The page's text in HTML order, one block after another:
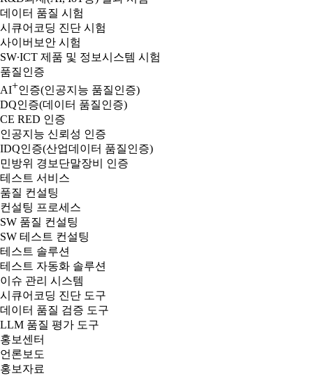
데이터 품질 시험
시큐어코딩 진단 시험
사이버보안 시험
SW∙ICT 제품 및 정보시스템 시험
품질인증
AI+인증(인공지능 품질인증)
DQ인증(데이터 품질인증)
CE RED 인증
인공지능 신뢰성 인증
IDQ인증(산업데이터 품질인증)
민방위 경보단말장비 인증
테스트 서비스
품질 컨설팅
컨설팅 프로세스
SW 품질 컨설팅
SW 테스트 컨설팅
테스트 솔루션
테스트 자동화 솔루션
이슈 관리 시스템
시큐어코딩 진단 도구
데이터 품질 검증 도구
LLM 품질 평가 도구
홍보센터
언론보도
홍보자료